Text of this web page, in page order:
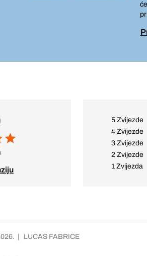
5 Zvijezde
4 Zvijezde
3 Zvijezde
2 Zvijezde
1 Zvijezda
| LUCAS FABRICE